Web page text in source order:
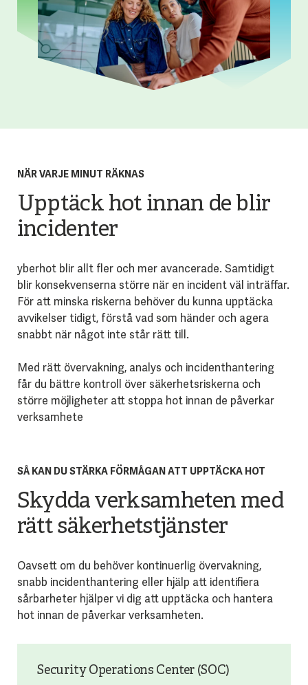
NÄR VARJE MINUT RÄKNAS
Upptäck hot innan de blir
incidenter
yberhot blir allt fler och mer avancerade. Samtidigt
blir konsekvenserna större när en incident väl inträffar.
För att minska riskerna behöver du kunna upptäcka
avvikelser tidigt, förstå vad som händer och agera
snabbt när något inte står rätt till.
Med rätt övervakning, analys och incidenthantering
får du bättre kontroll över säkerhetsriskerna och
större möjligheter att stoppa hot innan de påverkar
verksamhete
SÅ KAN DU STÄRKA FÖRMÅGAN ATT UPPTÄCKA HOT
Skydda verksamheten med
rätt säkerhetstjänster
Oavsett om du behöver kontinuerlig övervakning,
snabb incidenthantering eller hjälp att identifiera
sårbarheter hjälper vi dig att upptäcka och hantera
hot innan de påverkar verksamheten.
Security Operations Center (SOC)